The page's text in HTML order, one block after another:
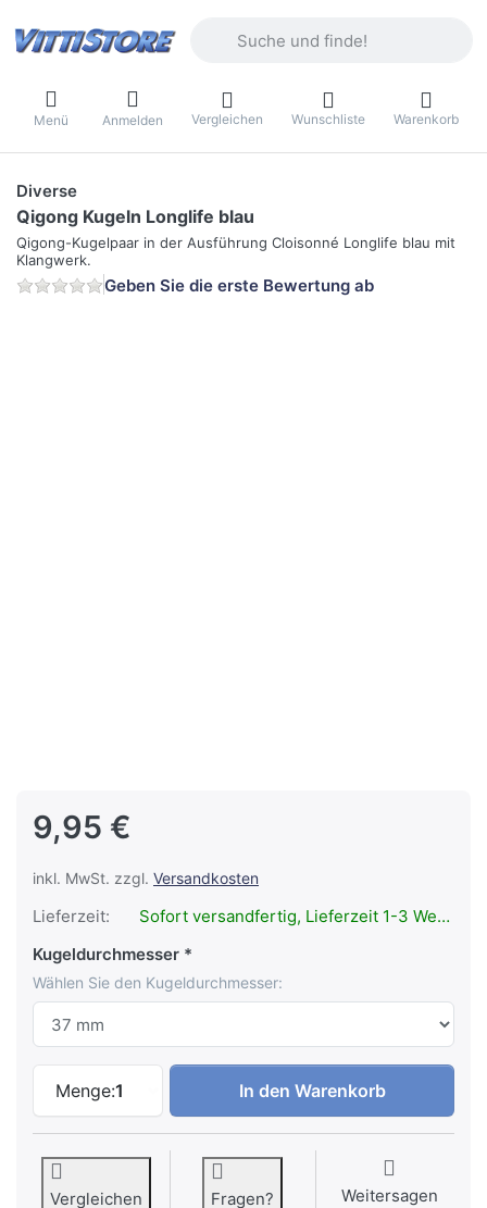
Menü Anmelden Vergleichen Wunschliste Warenkorb
Diverse
Qigong Kugeln Longlife blau
Qigong-Kugelpaar in der Ausführung Cloisonné Longlife blau mit
Klangwerk.
Geben Sie die erste Bewertung ab
9,95 €
inkl. MwSt. zzgl. Versandkosten
Lieferzeit:
Sofort versandfertig, Lieferzeit 1-3 Werktage.
Kugeldurchmesser
Wählen Sie den Kugeldurchmesser:
Menge:1
Qigong Kugeln Longlife blau zu 9,95 €,
In den Warenkorb
Vergleichen Fragen? Weitersagen